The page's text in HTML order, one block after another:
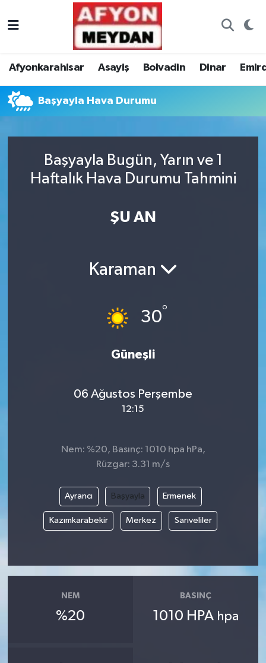
Afyonkarahisar Asayiş Bolvadin Dinar
Başyayla Hava Durumu
Başyayla Bugün, Yarın ve 1
Haftalık Hava Durumu Tahmini
ŞU AN
Karaman
30°
Güneşli
06 Ağustos Perşembe
12:15
Nem: %20, Basınç: 1010 hpa hPa,
Rüzgar: 3.31 m/s
Ayrancı Başyayla Ermenek
Kazımkarabekir Merkez Sarıveliler
NEM
%20
BASINÇ
1010 HPA hpa
Nöbetçi Eczaneler
Trafik Durumu
Süper Lig Puan Durumu ve Fikstür
Tüm Manşetler